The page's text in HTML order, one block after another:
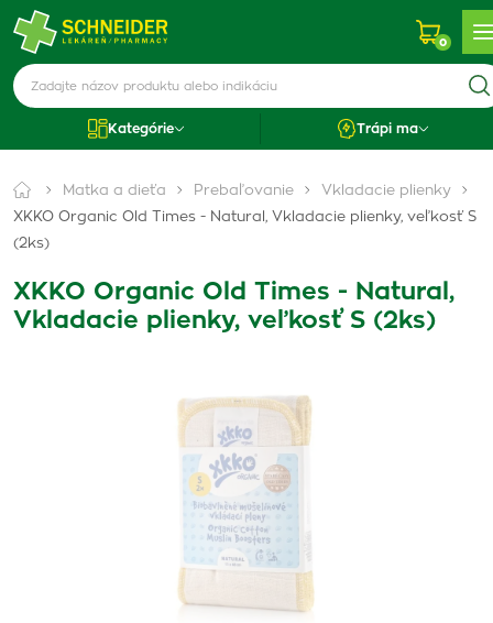
0
Kategórie Trápi ma
Matka a dieťa Prebaľovanie
Vkladacie plienky
XKKO Organic Old Times - Natural, Vkladacie plienky, veľkosť S
(2ks)
XKKO Organic Old Times - Natural,
Vkladacie plienky, veľkosť S (2ks)